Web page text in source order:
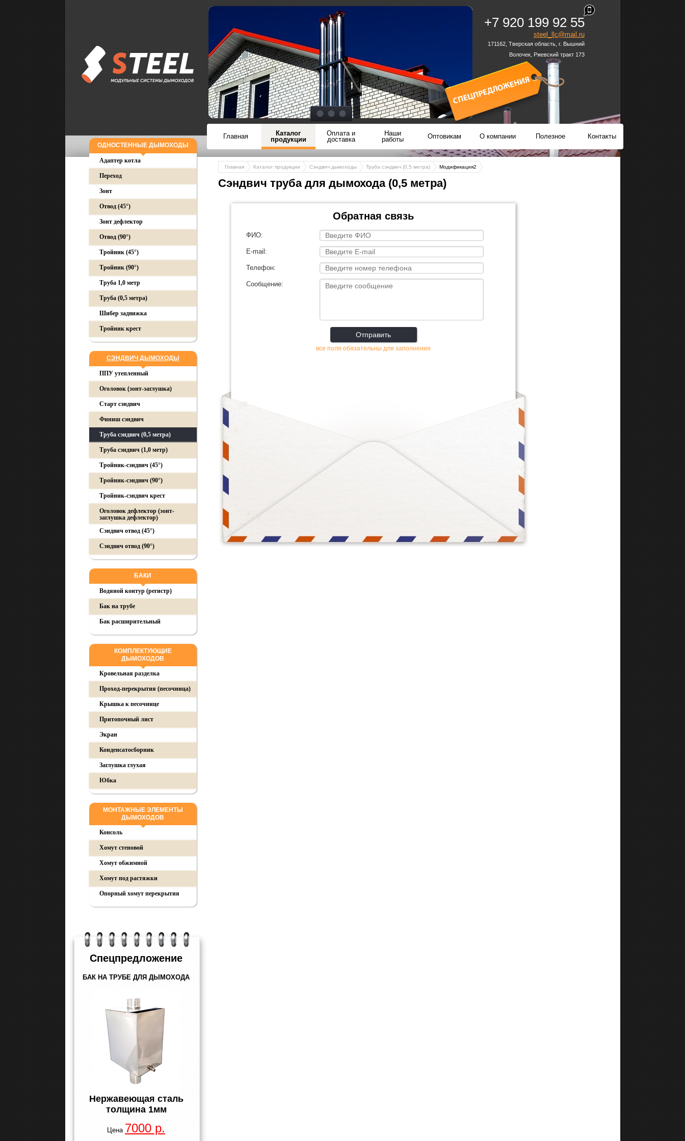
+7 920 199 92 55
steel_llc@mail.ru
171162, Тверская область, г. Вышний
Волочек, Ржевский тракт 173
Главная
Каталог
продукции
Оплата и
доставка
Наши
работы
Оптовикам О компании Полезное Контакты
Главная Каталог продукции Сэндвич дымоходы Труба сэндвич (0,5 метра) Модификация2
Сэндвич труба для дымохода (0,5 метра)
Обратная связь
ФИО:
E-mail:
Телефон:
Сообщение:
Отправить
все поля обязательны для заполнения
ОДНОСТЕННЫЕ ДЫМОХОДЫ
Адаптер котла
Переход
Зонт
Отвод (45°)
Зонт дефлектор
Отвод (90°)
Тройник (45°)
Тройник (90°)
Труба 1,0 метр
Труба (0,5 метра)
Шибер задвижка
Тройник крест
СЭНДВИЧ ДЫМОХОДЫ
ППУ утепленный
Оголовок (зонт-заглушка)
Старт сэндвич
Финиш сэндвич
Труба сэндвич (0,5 метра)
Труба сэндвич (1,0 метр)
Тройник-сэндвич (45°)
Тройник-сэндвич (90°)
Тройник-сэндвич крест
Оголовок дефлектор (зонт-
заглушка дефлектор)
Сэндвич отвод (45°)
Сэндвич отвод (90°)
БАКИ
Водяной контур (регистр)
Бак на трубе
Бак расширительный
КОМПЛЕКТУЮЩИЕ
ДЫМОХОДОВ
Кровельная разделка
Проход-перекрытия (песочница)
Крышка к песочнице
Притопочный лист
Экран
Конденсатосборник
Заглушка глухая
Юбка
МОНТАЖНЫЕ ЭЛЕМЕНТЫ
ДЫМОХОДОВ
Консоль
Хомут стеновой
Хомут обжимной
Хомут под растяжки
Опорный хомут перекрытия
Спецпредложение
БАК НА ТРУБЕ ДЛЯ ДЫМОХОДА
Нержавеющая сталь
толщина 1мм
Цена 7000 р.